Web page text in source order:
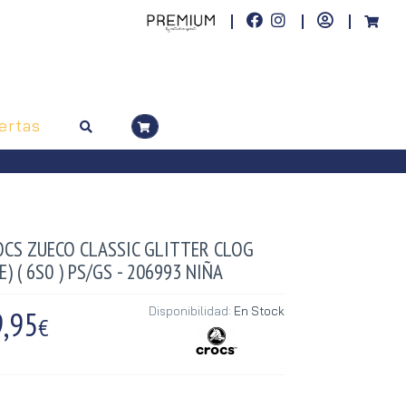
ZUECO CLASSIC GLITTER CLOG
( 6S0 ) PS/GS - 206993 NIÑA
€
Disponibilidad: En Stock